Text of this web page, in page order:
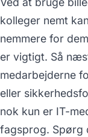
kolleger nemt
nemmere for
er vigtigt. Så
medarbejderne
eller
nok kun er IT-
fagsprog. Spørg